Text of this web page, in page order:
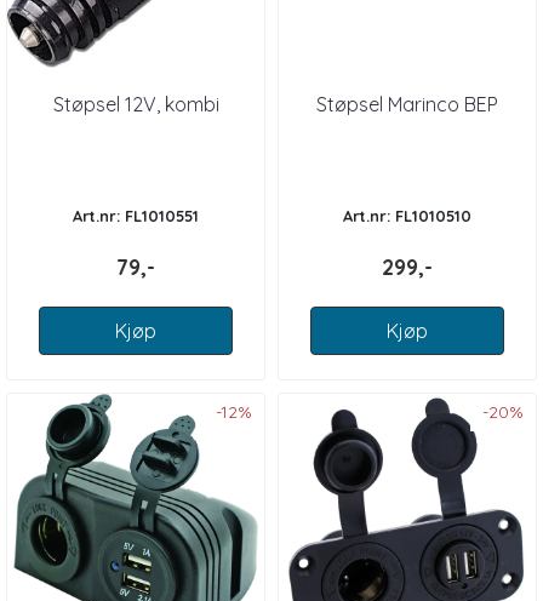
Støpsel 12V, kombi
Art.nr: FL1010551
79,-
Kjøp
Støpsel Marinco BEP
Art.nr: FL1010510
299,-
Kjøp
-12% -20%